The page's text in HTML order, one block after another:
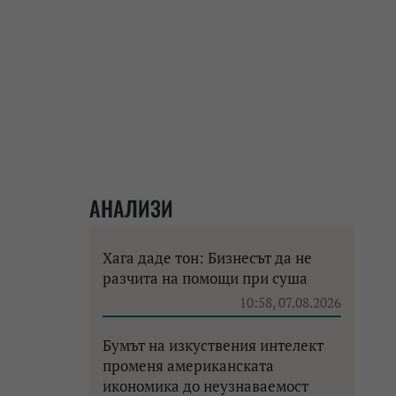
АНАЛИЗИ
Хага даде тон: Бизнесът да не
разчита на помощи при суша
10:58, 07.08.2026
Бумът на изкуствения интелект
променя американската
икономика до неузнаваемост